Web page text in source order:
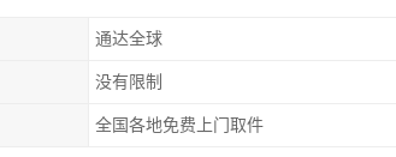
通达全球
没有限制
全国各地免费上门取件